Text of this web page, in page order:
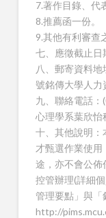
7.著作目錄、代
8.推薦函一份。
9.其他有利審查
七、應徵截止日
八、郵寄資料
號銘傳大學人力
九、聯絡電話
心理學系葉欣怡
十、其他說明：
才甄選作業使
途，亦不會公佈
控管辦理(詳細
管理要點」與「
http://